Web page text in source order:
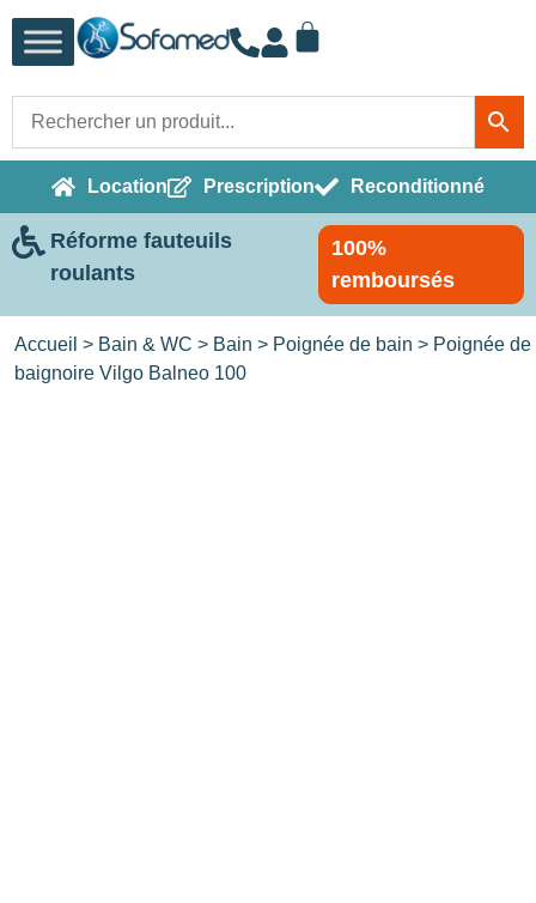
Location Prescription Reconditionné
Réforme fauteuils
roulants
100%
remboursés
Accueil > Bain & WC > Bain > Poignée de bain > Poignée de
baignoire Vilgo Balneo 100